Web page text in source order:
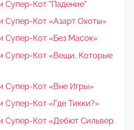
Супер-Кот "Падение"
Супер-Кот «Азарт Охоты»
Супер-Кот «Без Масок»
Супер-Кот «Вещи, Которые
Супер-Кот «Вне Игры»
Супер-Кот «Где Тикки?»
Супер-Кот «Дебют Сильвер